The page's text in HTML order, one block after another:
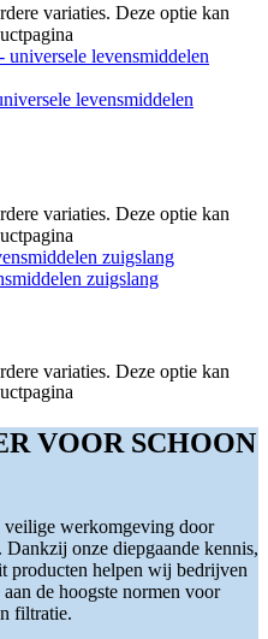
variaties. Deze optie kan
levensmiddelen
variaties. Deze optie kan
zuigslang
variaties. Deze optie kan
VOOR SCHOON
veilige werkomgeving door
onze diepgaande kennis,
producten helpen wij bedrijven
de hoogste normen voor
filtratie.